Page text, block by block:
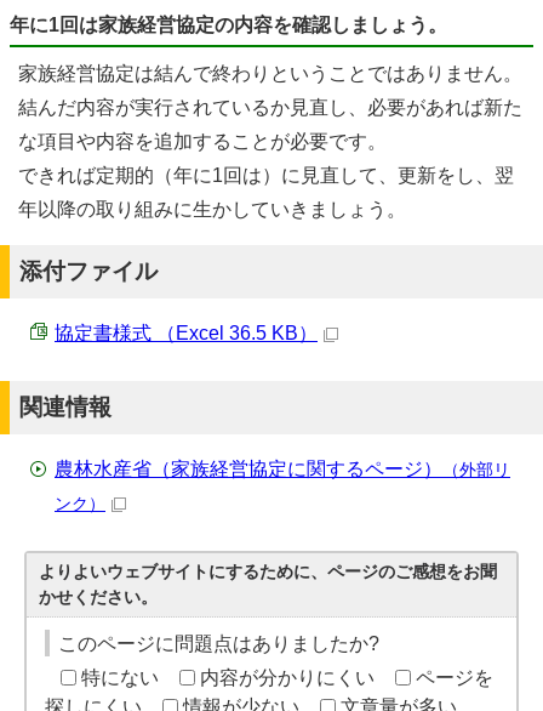
年に1回は家族経営協定の内容を確認しましょう。
家族経営協定は結んで終わりということではありません。
結んだ内容が実行されているか見直し、必要があれば新た
な項目や内容を追加することが必要です。
できれば定期的（年に1回は）に見直して、更新をし、翌
年以降の取り組みに生かしていきましょう。
添付ファイル
協定書様式 （Excel 36.5 KB）
関連情報
農林水産省（家族経営協定に関するページ）
（外部リ
ンク）
よりよいウェブサイトにするために、ページのご感想をお聞
かせください。
このページに問題点はありましたか?
特にない
内容が分かりにくい
ページを
探しにくい
情報が少ない 文章量が多い